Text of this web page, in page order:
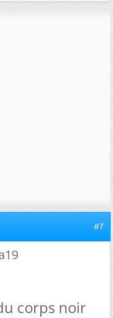
#7
corps noir